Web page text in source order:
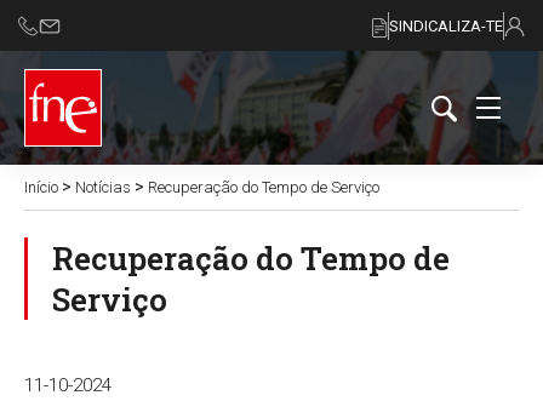
SINDICALIZA-TE
Início > Notícias > Recuperação do Tempo de Serviço
Recuperação do Tempo de
Serviço
11-10-2024